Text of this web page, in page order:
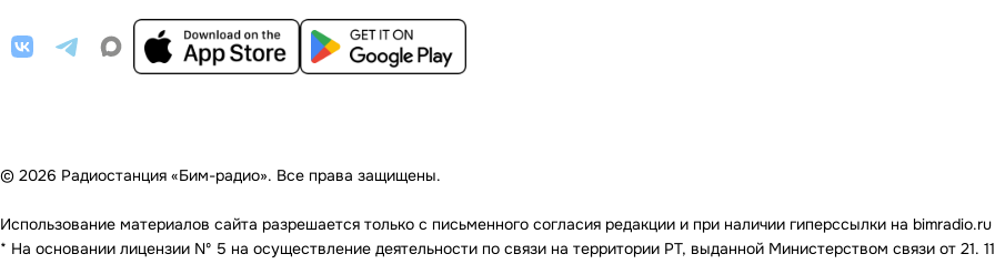
© 2026 Радиостанция «Бим-радио». Все права защищены.
Использование материалов сайта разрешается только с письменного согласия редакции и при наличии гиперссылки на bimradio.ru
* На основании лицензии Nº 5 на осуществление деятельности по связи на территории РТ, выданной Министерством связи от 21.